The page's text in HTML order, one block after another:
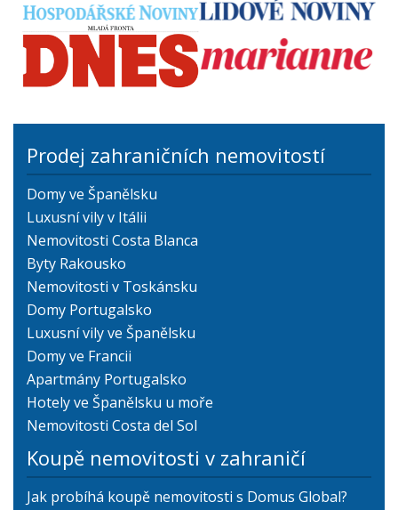
Prodej zahraničních nemovitostí
Domy ve Španělsku
Luxusní vily v Itálii
Nemovitosti Costa Blanca
Byty Rakousko
Nemovitosti v Toskánsku
Domy Portugalsko
Luxusní vily ve Španělsku
Domy ve Francii
Apartmány Portugalsko
Hotely ve Španělsku u moře
Nemovitosti Costa del Sol
Koupě nemovitosti v zahraničí
Jak probíhá koupě nemovitosti s Domus Global?